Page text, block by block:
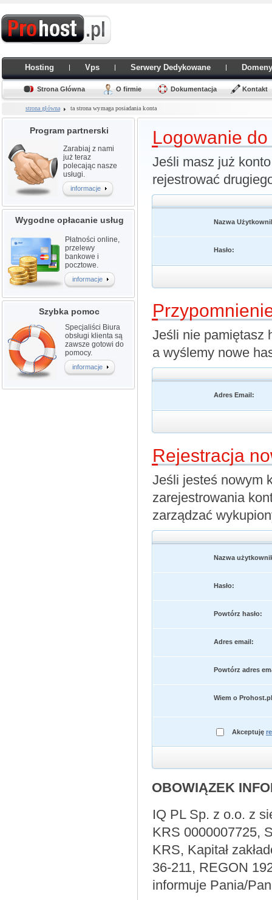
Hosting Vps Serwery Dedykowane Domeny
Strona Główna O firmie Dokumentacja Kontakt
strona główna ta strona wymaga posiadania konta
Program partnerski
Zarabiaj z nami
już teraz
polecając nasze
usługi.
informacje
Wygodne opłacanie usług
Płatności online,
przelewy
bankowe i
pocztowe.
informacje
Szybka pomoc
Specjaliści Biura
obsługi klienta są
zawsze gotowi do
pomocy.
informacje
Logowanie
Jeśli masz już
rejestrować
Nazwa
Hasło:
P
Jeśli nie pamiętasz
a wyślemy nowe
Adres Email:
Rejestracja
Jeśli jesteś nowym
zarejestrowania
zarządzać
Nazwa
Hasło:
Powtórz hasło:
Adres email:
Powtórz adres
Wiem o
Akceptuję
OBOWIĄZEK
IQ PL Sp. z o.o. z
KRS 0000007725,
KRS, Kapitał
36-211, REGON
informuje Pania/